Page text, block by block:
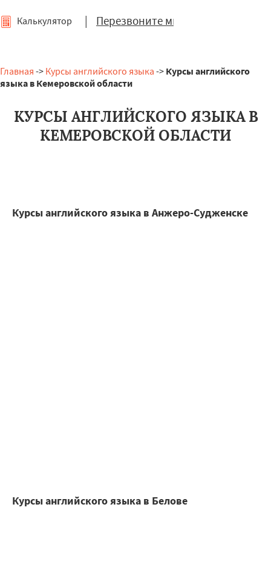
| Перезвоните мне
Калькулятор
Главная -> Курсы английского языка -> Курсы английского
языка в Кемеровской области
КУРСЫ АНГЛИЙСКОГО ЯЗЫКА В
КЕМЕРОВСКОЙ ОБЛАСТИ
Курсы английского языка в Анжеро-Судженске
Курсы английского языка в Белове